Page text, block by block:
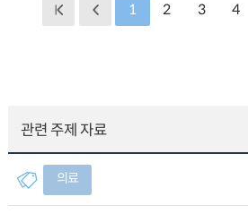
1 2 3 4
관련 주제 자료
의료